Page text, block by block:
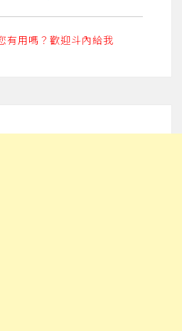
有用嗎？歡迎斗內給我